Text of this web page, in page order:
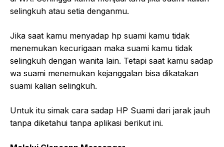
selingkuh atau setia denganmu.
Jika saat kamu menyadap hp suami kamu tidak
menemukan kecurigaan maka suami kamu tidak
selingkuh dengan wanita lain. Tetapi saat kamu sadap
wa suami menemukan kejanggalan bisa dikatakan
suami kalian selingkuh.
Untuk itu simak cara sadap HP Suami dari jarak jauh
tanpa diketahui tanpa aplikasi berikut ini.